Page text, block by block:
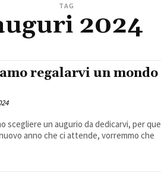
TAG
2024
regalarvi un mondo
anno che ci attende, vorremmo che